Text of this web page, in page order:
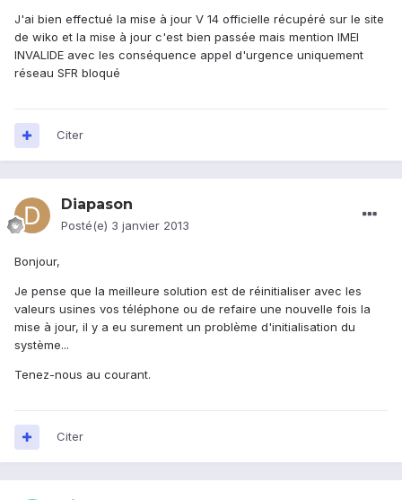
J'ai bien effectué la mise à jour V 14 officielle récupéré sur le site
de wiko et la mise à jour c'est bien passée mais mention IMEI
INVALIDE avec les conséquence appel d'urgence uniquement
réseau SFR bloqué
Citer
Diapason
Posté(e) 3 janvier 2013
Bonjour,
Je pense que la meilleure solution est de réinitialiser avec les
valeurs usines vos téléphone ou de refaire une nouvelle fois la
mise à jour, il y a eu surement un problème d'initialisation du
système...
Tenez-nous au courant.
Citer